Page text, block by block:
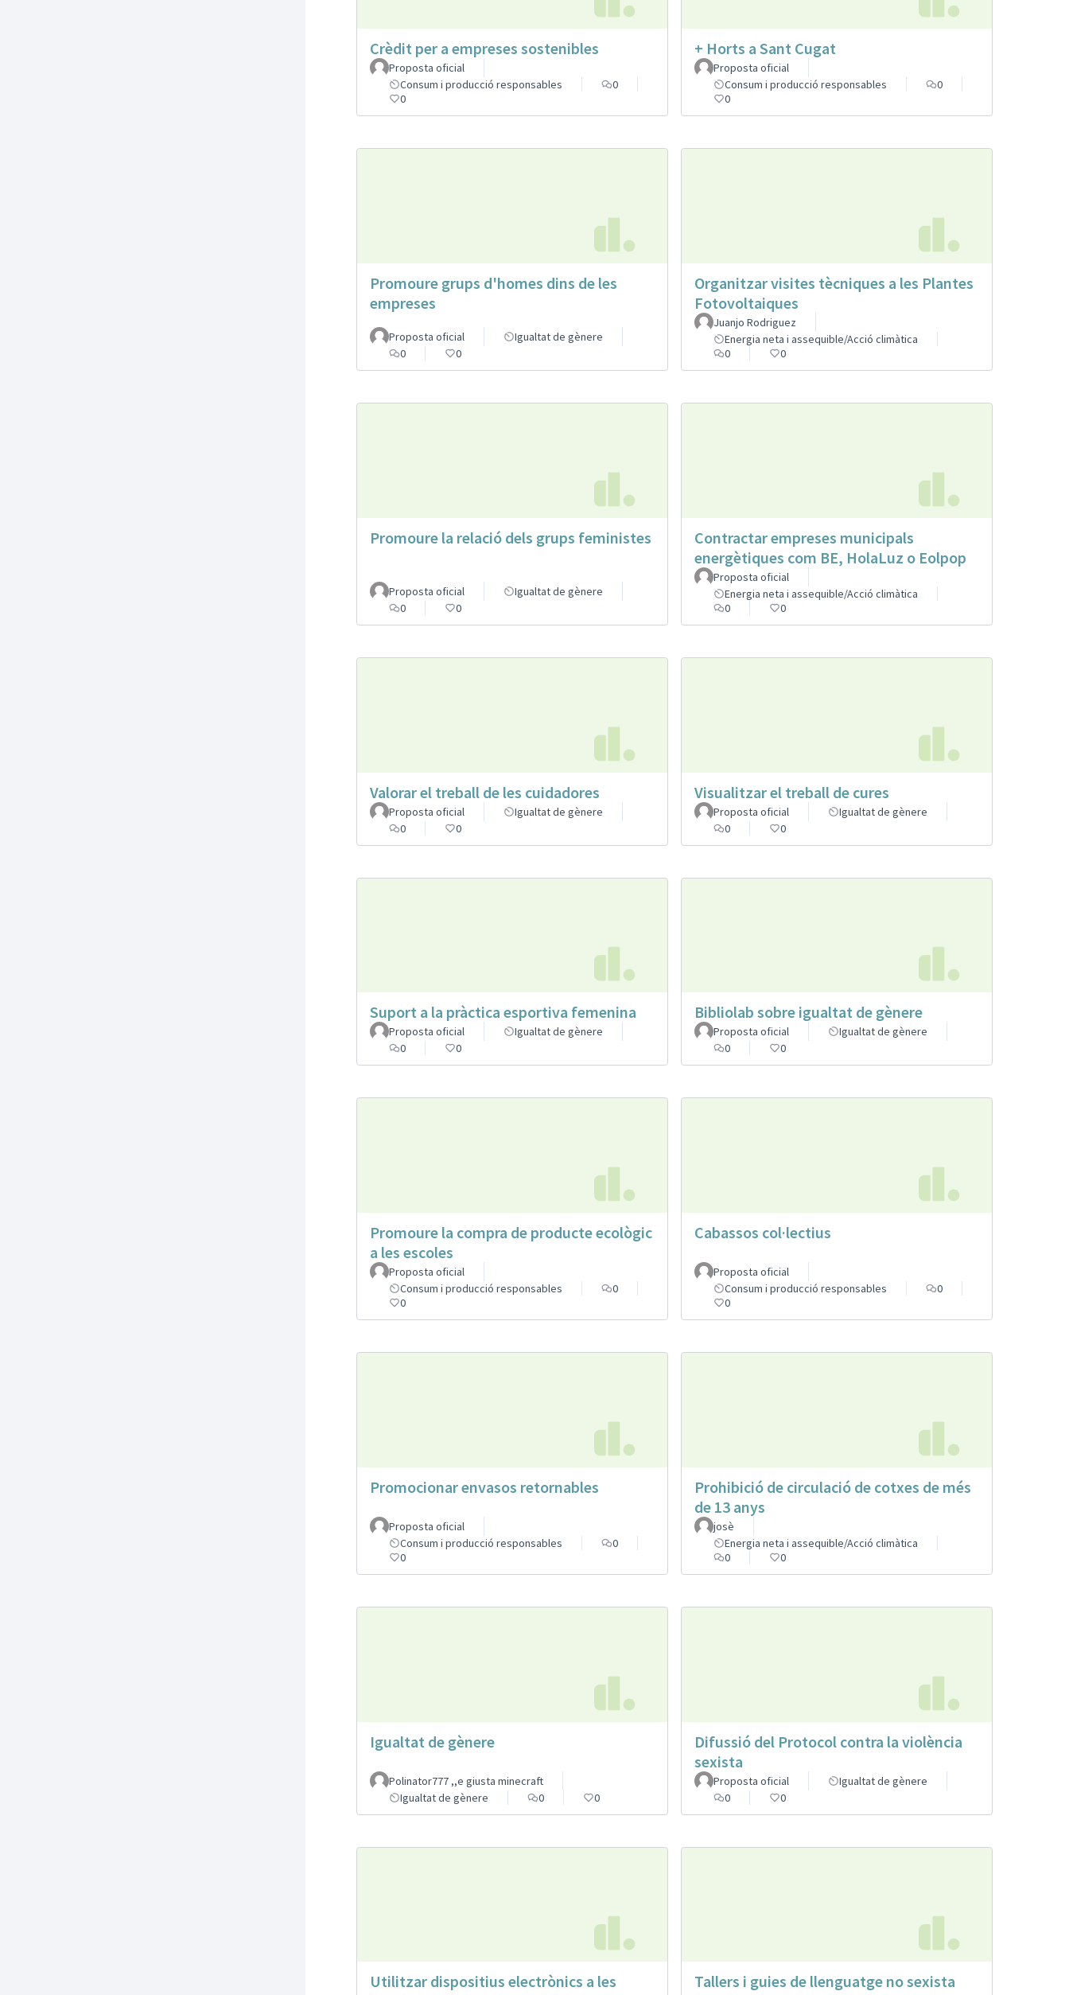
Crèdit per a empreses sostenibles
Proposta oficial
Consum i producció responsables
0
0
+ Horts a Sant Cugat
Proposta oficial
Consum i producció responsables
0
0
Promoure grups d'homes dins de les
empreses
Proposta oficial
Igualtat de gènere
0
0
Organitzar visites tècniques a les Plantes
Fotovoltaiques
Juanjo Rodriguez
Energia neta i assequible/Acció climàtica
0
0
Promoure la relació dels grups feministes
Proposta oficial
Igualtat de gènere
0
0
Contractar empreses municipals
energètiques com BE, HolaLuz o Eolpop
Proposta oficial
Energia neta i assequible/Acció climàtica
0
0
Valorar el treball de les cuidadores
Proposta oficial
Igualtat de gènere
0
0
Visualitzar el treball de cures
Proposta oficial
Igualtat de gènere
0
0
Suport a la pràctica esportiva femenina
Proposta oficial
Igualtat de gènere
0
0
Bibliolab sobre igualtat de gènere
Proposta oficial
Igualtat de gènere
0
0
Promoure la compra de producte ecològic
a les escoles
Proposta oficial
Consum i producció responsables
0
0
Cabassos col·lectius
Proposta oficial
Consum i producció responsables
0
0
Promocionar envasos retornables
Proposta oficial
Consum i producció responsables
0
0
Prohibició de circulació de cotxes de més
de 13 anys
josè
Energia neta i assequible/Acció climàtica
0
0
Igualtat de gènere
Polinator777 ,,e giusta minecraft
Igualtat de gènere
0 0
Difussió del Protocol contra la violència
sexista
Proposta oficial
Igualtat de gènere
0
0
Utilitzar dispositius electrònics a les
Tallers i guies de llenguatge no sexista